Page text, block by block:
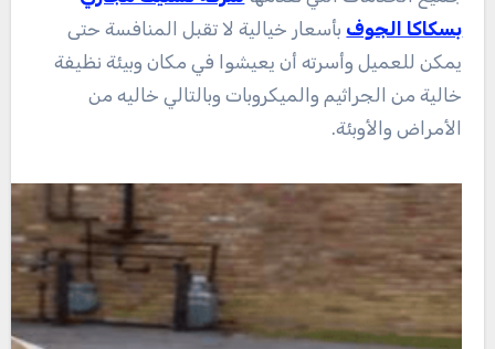
بسكاكا الجوف بأسعار خيالية لا تقبل المنافسة حتى
يمكن للعميل وأسرته أن يعيشوا في مكان وبيئة نظيفة
خالية من الجراثيم والميكروبات وبالتالي خاليه من
الأمراض والأوبئة.